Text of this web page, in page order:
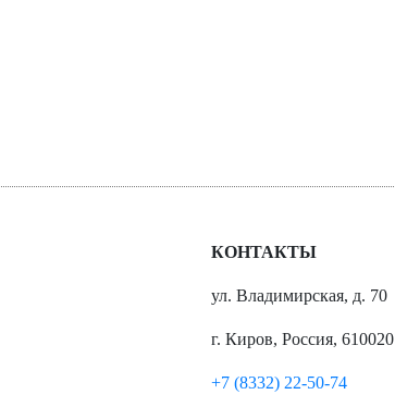
КОНТАКТЫ
ул. Владимирская, д. 70
г. Киров, Россия, 610020
+7 (8332) 22-50-74